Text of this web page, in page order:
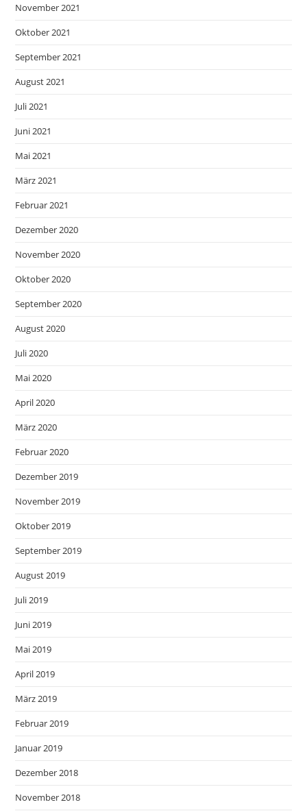
November 2021
Oktober 2021
September 2021
August 2021
Juli 2021
Juni 2021
Mai 2021
März 2021
Februar 2021
Dezember 2020
November 2020
Oktober 2020
September 2020
August 2020
Juli 2020
Mai 2020
April 2020
März 2020
Februar 2020
Dezember 2019
November 2019
Oktober 2019
September 2019
August 2019
Juli 2019
Juni 2019
Mai 2019
April 2019
März 2019
Februar 2019
Januar 2019
Dezember 2018
November 2018